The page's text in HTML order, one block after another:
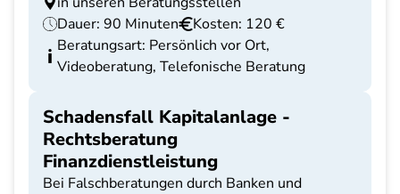
Dauer: 90 Minuten
Kosten: 120 €
Beratungsart: Persönlich vor Ort,
Videoberatung, Telefonische Beratung
Schadensfall Kapitalanlage -
Rechtsberatung
Finanzdienstleistung
Bei Falschberatungen durch Banken und